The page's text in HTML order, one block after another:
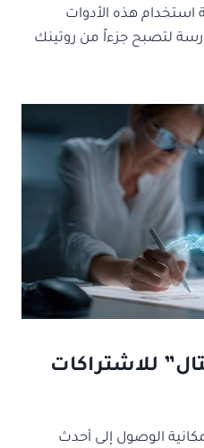
هذه الأدوات
لتصبح جزءاً من روتينك
للاشتراكات
الوصول إلى أحدث